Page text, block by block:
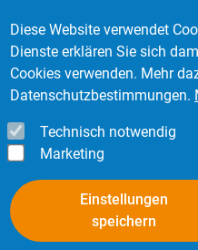
Diese Website verwendet
Dienste erklären Sie sich
Cookies verwenden. Mehr
Datenschutzbestimmungen.
Technisch notwendig
Marketing
Einstellungen
speichern